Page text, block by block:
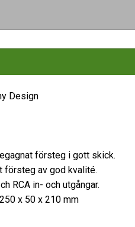
Design
försteg i gott skick.
försteg av god kvalité.
RCA in- och utgångar.
250 x 50 x 210 mm